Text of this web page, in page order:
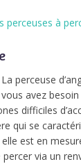
perceuses à
La perceuse
vous avez
difficiles
qui se
est en
via un